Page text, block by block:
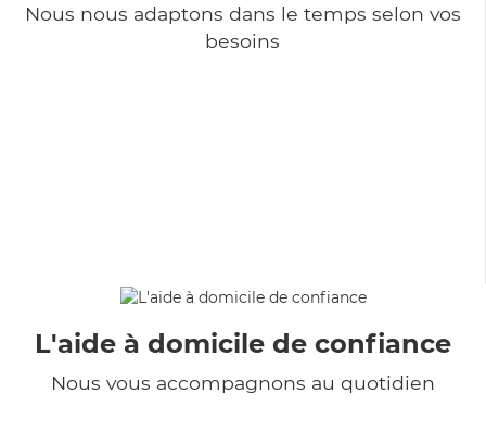
Nous nous adaptons dans le temps selon vos
besoins
L'aide à domicile de confiance
Nous vous accompagnons au quotidien